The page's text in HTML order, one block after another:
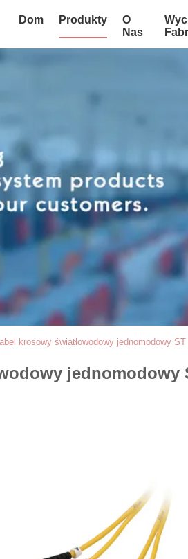
Dom Produkty
O
Nas
krosowy światłowodowy jednomodowy
jednomodowy